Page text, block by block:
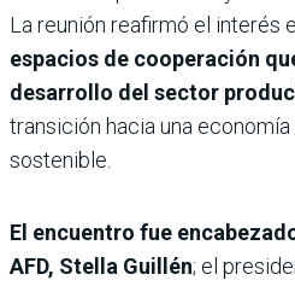
La reunión reafirmó el interés
espacios de cooperación
desarrollo del sector
transición hacia una
sostenible.
El encuentro fue
AFD, Stella Guillén; el